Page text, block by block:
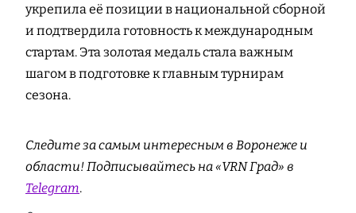
укрепила её позиции в национальной сборной
и подтвердила готовность к международным
стартам. Эта золотая медаль стала важным
шагом в подготовке к главным турнирам
сезона.
Следите за самым интересным в Воронеже и
области! Подписывайтесь на «VRN Град» в
Telegram.